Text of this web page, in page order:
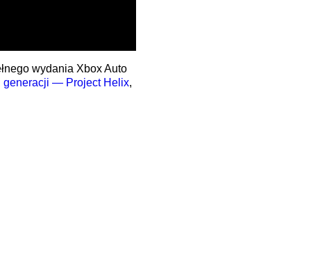
wydania Xbox Auto
generacji — Project Helix,